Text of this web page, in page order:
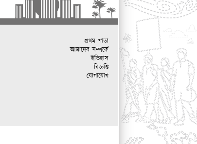
প্রথম পাতা
আমাদের সম্পর্কে
ইতিহাস
বিজ্ঞপ্তি
যোগাযোগ